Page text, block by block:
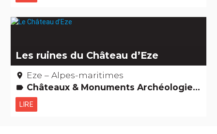
Les ruines du Château d’Eze
place Eze – Alpes-maritimes
label Châteaux & Monuments Archéologie et vieilles pierres
LIRE